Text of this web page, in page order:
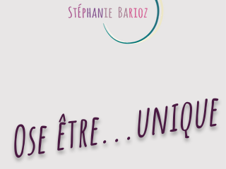
Ose être...unique